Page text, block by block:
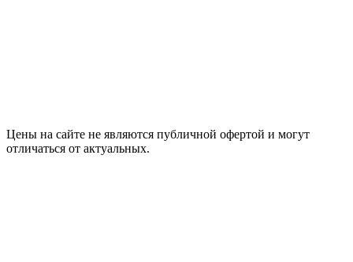
Цены на сайте не являются публичной офертой и могут
отличаться от актуальных.